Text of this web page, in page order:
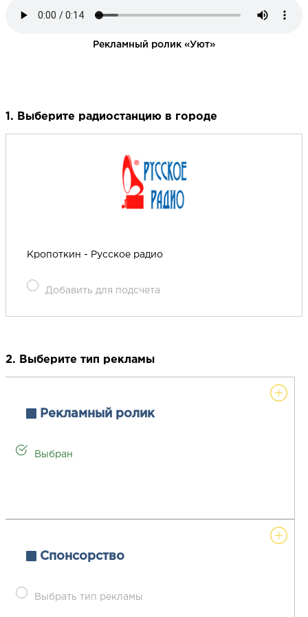
Рекламный ролик «Уют»
1. Выберите радиостанцию в городе
Кропоткин - Русское радио
Добавить для подсчета
2. Выберите тип рекламы
Рекламный ролик
Выбран
Спонсорство
Выбрать тип рекламы